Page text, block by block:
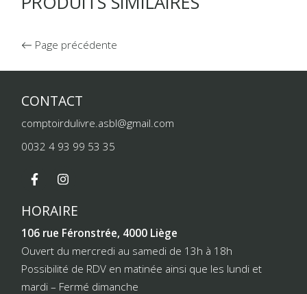
Page précédente
CONTACT
comptoirdulivre.asbl@gmail.com
0032 4 93 99 53 35
HORAIRE
106 rue Féronstrée, 4000 Liège
Ouvert du mercredi au samedi de 13h à 18h
Possibilité de RDV en matinée ainsi que les lundi et
mardi – Fermé dimanche